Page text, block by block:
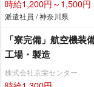
時給1,200円～1,500円
派遣社員 / 神奈川県
「寮完備」航空機
工場・製造
株式会社京栄センター